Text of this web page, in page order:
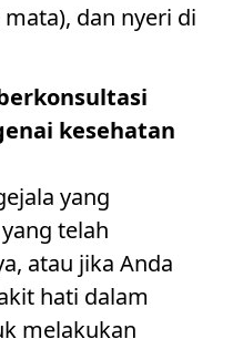
dan nyeri di
kesehatan
yang
telah
atau jika Anda
hati dalam
melakukan